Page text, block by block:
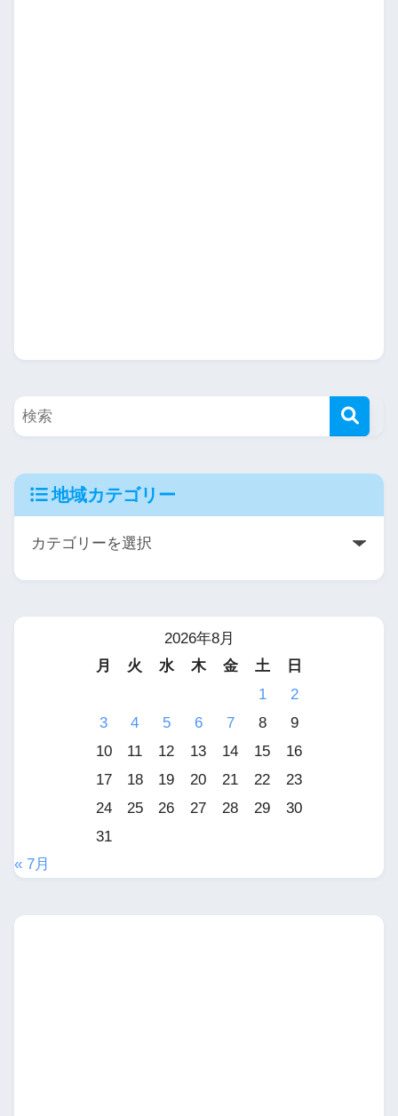
地域カテゴリー
2026年8月
月
火 水 木 金 土
日
1
2
3
4 5 6 7 8
9
10
11 12 13 14 15
16
17
18 19 20 21 22
23
24
25 26 27 28 29
30
31
« 7月